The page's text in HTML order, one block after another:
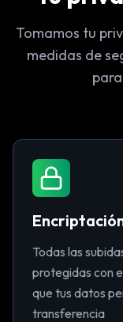
Tomamos tu
medidas de
Todas las
protegidas con
que tus datos
transferencia